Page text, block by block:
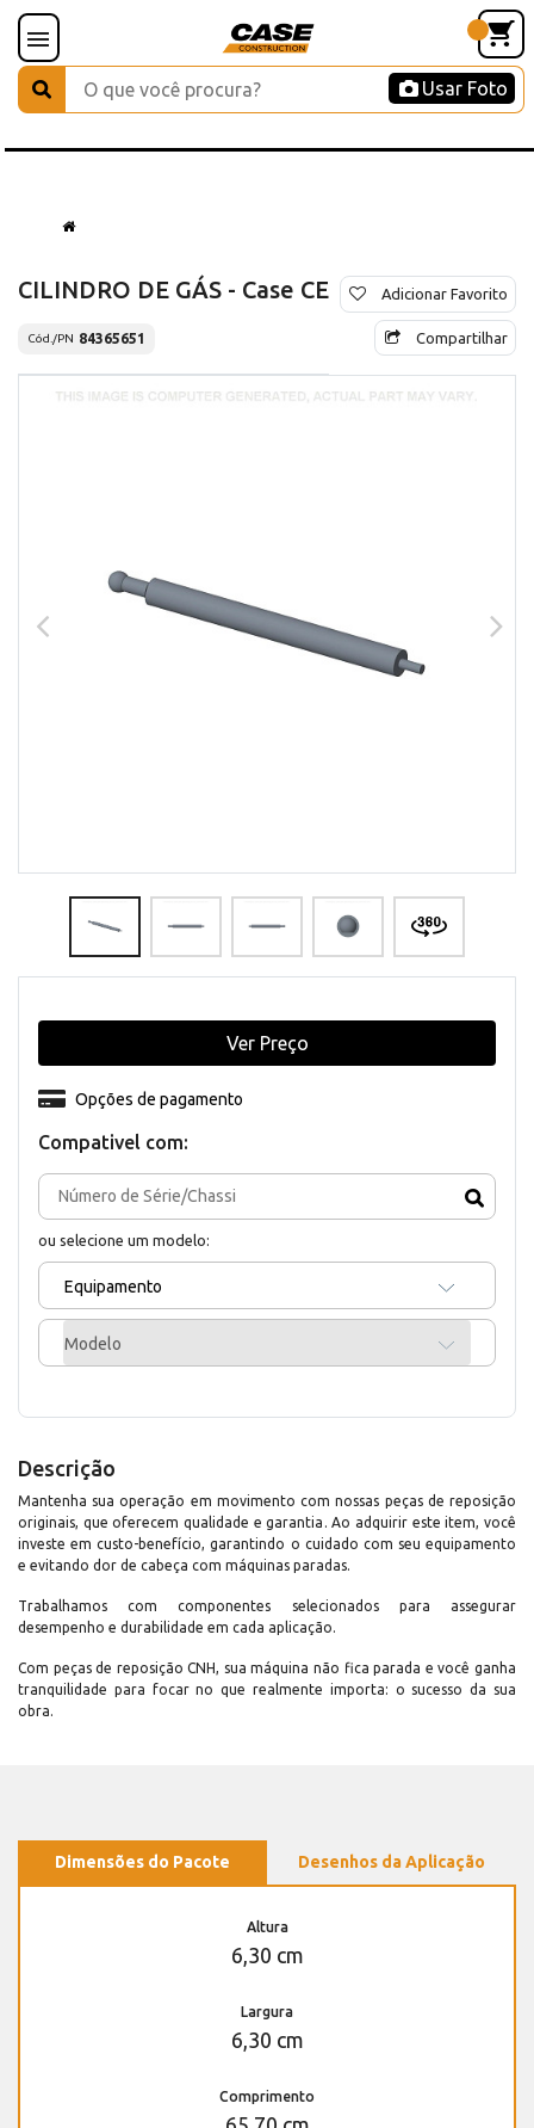
Usar Foto
CILINDRO DE GÁS - Case CE
Cód./PN 84365651
Adicionar Favorito
Compartilhar
Compativel com:
ou selecione um modelo:
Equipamento
Modelo
Opções de pagamento
Ver Preço
Descrição
Mantenha sua operação em movimento com nossas peças de reposição
originais, que oferecem qualidade e garantia. Ao adquirir este item, você
investe em custo-benefício, garantindo o cuidado com seu equipamento
e evitando dor de cabeça com máquinas paradas.
Trabalhamos com componentes selecionados para assegurar
desempenho e durabilidade em cada aplicação.
Com peças de reposição CNH, sua máquina não fica parada e você ganha
tranquilidade para focar no que realmente importa: o sucesso da sua
obra.
Dimensões do Pacote Desenhos da Aplicação
Altura
6,30 cm
Largura
6,30 cm
Comprimento